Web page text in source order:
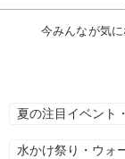
今みんなが気
夏の注目イベント
水かけ祭り・ウォ